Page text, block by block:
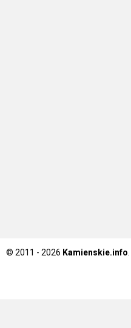
© 2011 - 2026 Kamienskie.info